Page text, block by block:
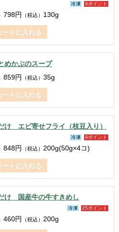
9ポイント
冷凍
798円 （税込） 130g
ートに入れる
めかぶのスープ
859円 （税込） 35g
ートに入れる
け エビ寄せフライ（枝豆入り）
9ポイント
冷凍
848円 （税込） 200g(50g×4コ)
ートに入れる
け 国産牛の牛すきめし
25ポイント
冷凍
460円 （税込） 200g